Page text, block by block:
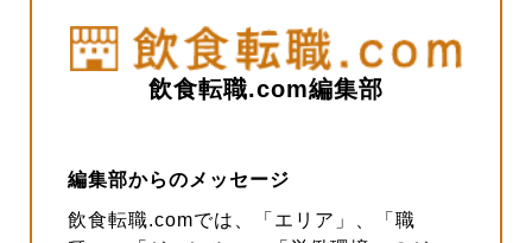
飲食転職.com編集部
編集部からのメッセージ
飲食転職.comでは、「エリア」、「職